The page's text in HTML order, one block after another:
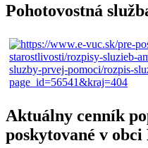
Pohotovostná
Aktuálny cenník
poskytované v